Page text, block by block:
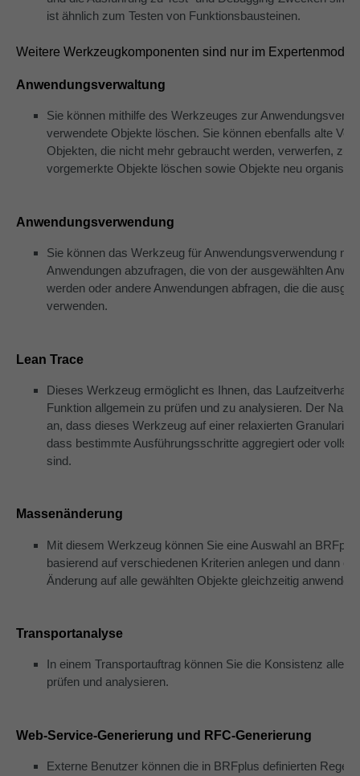
ist ähnlich zum Testen von Funktionsbausteinen.
Weitere Werkzeugkomponenten sind nur im
Anwendungsverwaltung
Sie können mithilfe des Werkzeuges zur
verwendete Objekte löschen. Sie können ebenfalls alte
Objekten, die nicht mehr gebraucht werden, verwerfen,
vorgemerkte Objekte löschen sowie Objekte neu
Anwendungsverwendung
Sie können das Werkzeug für Anwendungsverwendung
Anwendungen abzufragen, die von der ausgewählten
werden oder andere Anwendungen abfragen, die die
verwenden.
Lean Trace
Dieses Werkzeug ermöglicht es Ihnen, das
Funktion allgemein zu prüfen und zu analysieren. Der
an, dass dieses Werkzeug auf einer relaxierten
dass bestimmte Ausführungsschritte aggregiert oder
sind.
Massenänderung
Mit diesem Werkzeug können Sie eine Auswahl an
basierend auf verschiedenen Kriterien anlegen und dann
Änderung auf alle gewählten Objekte gleichzeitig anwenden.
Transportanalyse
In einem Transportauftrag können Sie die Konsistenz aller
prüfen und analysieren.
Web-Service-Generierung und RFC-Generierung
Externe Benutzer können die in BRFplus definierten